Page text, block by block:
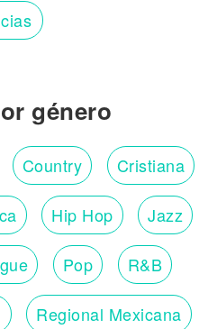
género
Country Cristiana
Hip Hop Jazz
Pop R&B
Regional Mexicana